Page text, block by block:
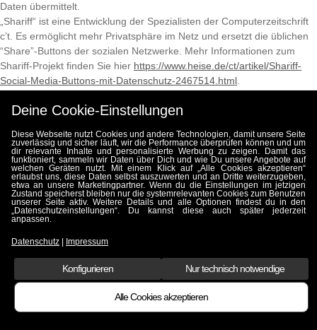
Daten übermittelt.
„Shariff“ ist eine Entwicklung der Spezialisten der Computerzeitschrift
c’t. Es ermöglicht mehr Privatsphäre im Netz und ersetzt die üblichen
“Share”-Buttons der sozialen Netzwerke. Mehr Informationen zum
Shariff-Projekt finden Sie hier https://www.heise.de/ct/artikel/Shariff-
Social-Media-Buttons-mit-Datenschutz-2467514.html
Sie sich mit Ihren Daten beim jeweiligen Anbieter einloggen können.
zu den sozialen Netzwerken hergestellt.
Durch Ihr Login geben Sie Ihre Zustimmung zur Übertragung Ihrer
Daten an den jeweiligen Social Media Anbieter. Hierbei werden u.a.
sowohl Ihre IP-Adresse als auch die Information, welche unserer
Seiten Sie besucht haben übermittelt. Sollten Sie gleichzeitig mit einem
oder mehrerer Ihrer sozialen Netzwerk Konten verbunden sein,
Profilen zugeordnet. Diese Zuordnung können Sie nur dadurch
verhindern, dass Sie sich vor dem Besuch unserer Website und vor
Aktivierung der Schaltflächen aus Ihren Social Media Konten
ausloggen. Nachstehend benannte soziale Netzwerke sind mittels der
"Shariff"-Funktion eingebunden.
Werkzeugleiste anzeigen
Deine Cookie-Einstellungen
Diese Webseite nutzt Cookies und andere Technologien, damit unsere Seite
zuverlässig und sicher läuft, wir die Performance überprüfen können und um
dir relevante Inhalte und personalisierte Werbung zu zeigen. Damit das
funktioniert, sammeln wir Daten über Dich und wie Du unsere Angebote auf
welchen Geräten nutzt. Mit einem Klick auf „Alle Cookies akzeptieren“
erlaubst uns, diese Daten selbst auszuwerten und an Dritte weiterzugeben,
etwa an unsere Marketingpartner. Wenn du die Einstellungen im jetzigen
Zustand speicherst bleiben nur die systemrelevanten Cookies zum Benutzen
unserer Seite aktiv. Weitere Details und alle Optionen findest du in den
„Datenschutzeinstellungen“. Du kannst diese auch später jederzeit
anpassen.
Datenschutz Impressum
Nur technisch notwendige
Konfigurieren
Alle Cookies akzeptieren